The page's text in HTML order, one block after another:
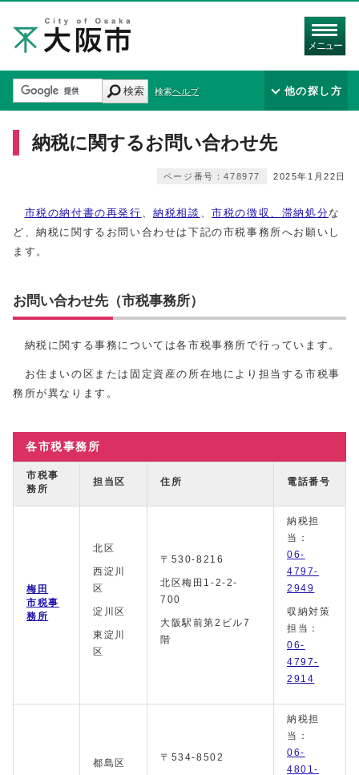
メニュー
検索 検索ヘルプ 他の探し方
納税に関するお問い合わせ先
2025年1月22日
ページ番号：478977
市税の納付書の再発行 、納税相談 、市税の徴収、滞納処分な
ど、納税に関するお問い合わせは下記の市税事務所へお願いし
ます。
お問い合わせ先（市税事務所）
納税に関する事務については各市税事務所で行っています。
お住まいの区または固定資産の所在地により担当する市税事
務所が異なります。
各市税事務所
市税事
務所
担当区 住所 電話番号
梅田
市税事
務所
北区
西淀川
区
淀川区
東淀川
区
〒530‐8216
北区梅田1-2-2-
700
大阪駅前第2ビル7
階
納税担
当：
06-
4797-
2949
収納対策
担当：
06-
4797-
2914
都島区
〒534-8502
納税担
当：
06-
4801-